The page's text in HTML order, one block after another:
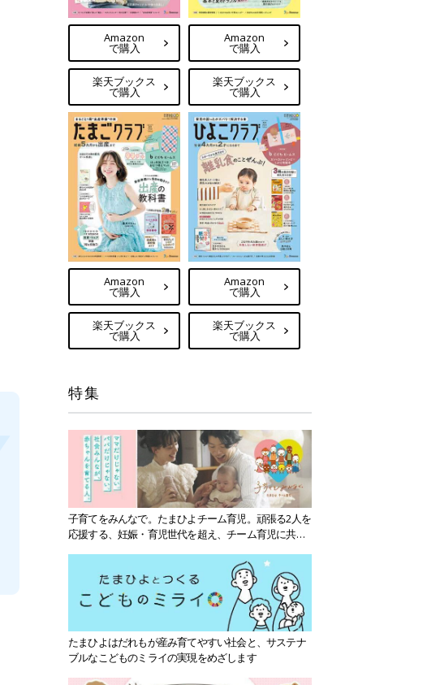
Amazon
で購入
楽天ブックス
で購入
Amazon
で購入
楽天ブックス
で購入
Amazon
で購入
楽天ブックス
で購入
Amazon
で購入
楽天ブックス
で購入
特集
子育てをみんなで。たまひよチーム育児。頑張る2人を
応援する、妊娠・育児世代を超え、チーム育児に共感
たまひよはだれもが産み育てやすい社会と、サステナ
ブルなこどものミライの実現をめざします